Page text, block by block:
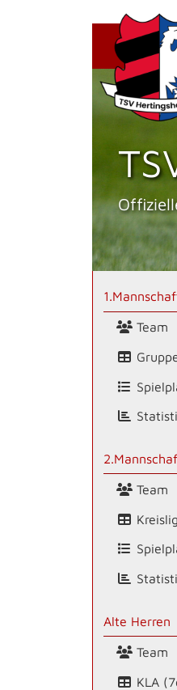
Team
Team
Alte Herren
Team
KLA